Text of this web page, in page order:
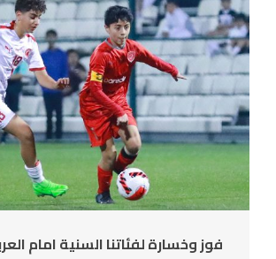
فوز وخسارة لفئاتنا السنية امام